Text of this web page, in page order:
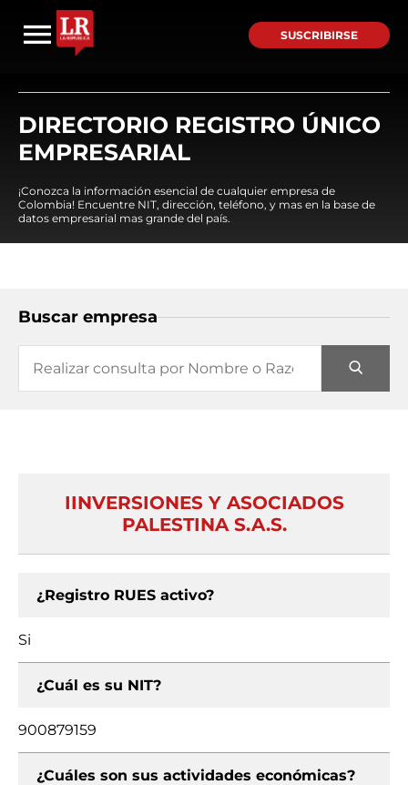
SUSCRIBIRSE
DIRECTORIO REGISTRO ÚNICO
EMPRESARIAL
¡Conozca la información esencial de cualquier empresa de
Colombia! Encuentre NIT, dirección, teléfono, y mas en la base de
datos empresarial mas grande del país.
Buscar empresa
IINVERSIONES Y ASOCIADOS
PALESTINA S.A.S.
¿Registro RUES activo?
Si
¿Cuál es su NIT?
900879159
¿Cuáles son sus actividades económicas?